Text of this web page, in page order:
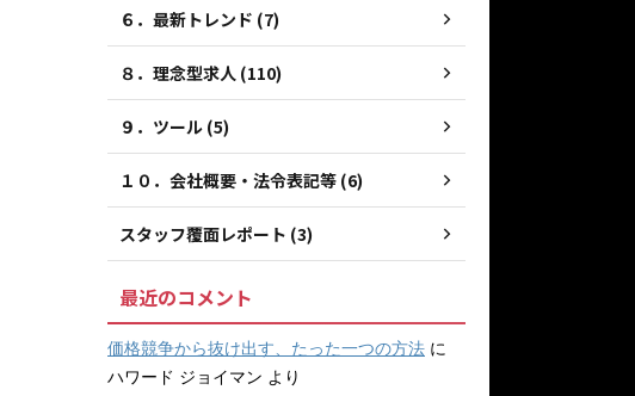
６．最新トレンド (7)
８．理念型求人 (110)
９．ツール (5)
１０．会社概要・法令表記等 (6)
スタッフ覆面レポート (3)
最近のコメント
価格競争から抜け出す、たった一つの方法 に
ハワード ジョイマン より